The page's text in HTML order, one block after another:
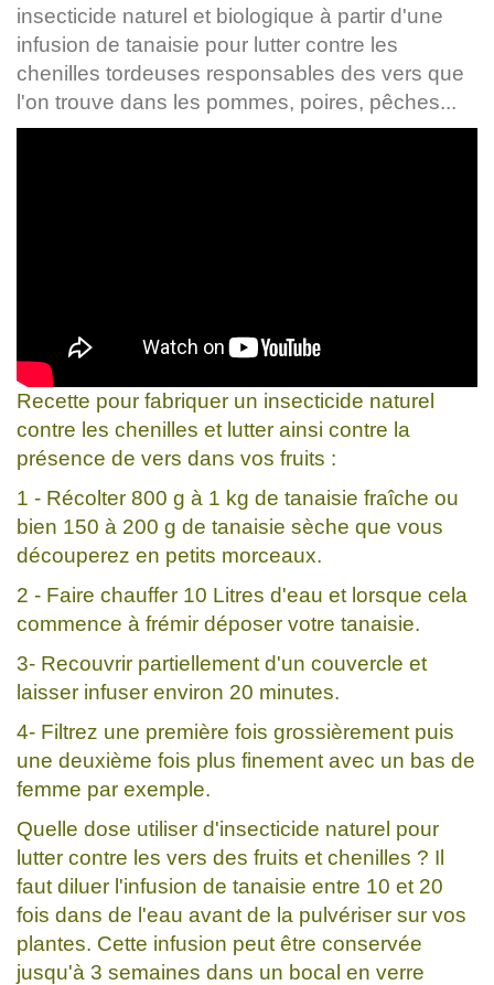
insecticide naturel et biologique à partir d'une
infusion de tanaisie pour lutter contre les
chenilles tordeuses responsables des vers que
l'on trouve dans les pommes, poires, pêches...
Recette pour fabriquer un insecticide naturel
contre les chenilles et lutter ainsi contre la
présence de vers dans vos fruits :
1 - Récolter 800 g à 1 kg de tanaisie fraîche ou
bien 150 à 200 g de tanaisie sèche que vous
découperez en petits morceaux.
2 - Faire chauffer 10 Litres d'eau et lorsque cela
commence à frémir déposer votre tanaisie.
3- Recouvrir partiellement d'un couvercle et
laisser infuser environ 20 minutes.
4- Filtrez une première fois grossièrement puis
une deuxième fois plus finement avec un bas de
femme par exemple.
Quelle dose utiliser d'insecticide naturel pour
lutter contre les vers des fruits et chenilles ? Il
faut diluer l'infusion de tanaisie entre 10 et 20
fois dans de l'eau avant de la pulvériser sur vos
plantes. Cette infusion peut être conservée
jusqu'à 3 semaines dans un bocal en verre